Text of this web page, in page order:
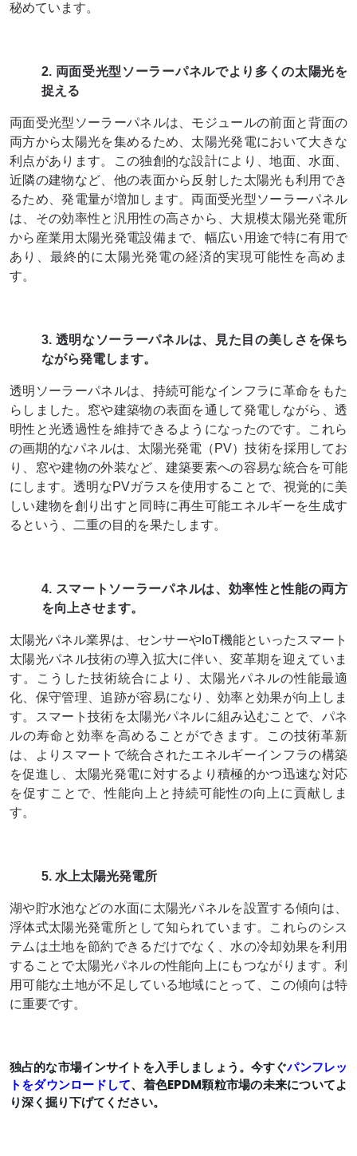
秘めています。
2. 両面受光型ソーラーパネルでより多くの太陽光を
捉える
両面受光型ソーラーパネルは、モジュールの前面と背面の
両方から太陽光を集めるため、太陽光発電において大きな
利点があります。この独創的な設計により、地面、水面、
近隣の建物など、他の表面から反射した太陽光も利用でき
るため、発電量が増加します。両面受光型ソーラーパネル
は、その効率性と汎用性の高さから、大規模太陽光発電所
から産業用太陽光発電設備まで、幅広い用途で特に有用で
あり、最終的に太陽光発電の経済的実現可能性を高めま
す。
3. 透明なソーラーパネルは、見た目の美しさを保ち
ながら発電します。
透明ソーラーパネルは、持続可能なインフラに革命をもた
らしました。窓や建築物の表面を通して発電しながら、透
明性と光透過性を維持できるようになったのです。これら
の画期的なパネルは、太陽光発電（PV）技術を採用してお
り、窓や建物の外装など、建築要素への容易な統合を可能
にします。透明なPVガラスを使用することで、視覚的に美
しい建物を創り出すと同時に再生可能エネルギーを生成す
るという、二重の目的を果たします。
4. スマートソーラーパネルは、効率性と性能の両方
を向上させます。
太陽光パネル業界は、センサーやIoT機能といったスマート
太陽光パネル技術の導入拡大に伴い、変革期を迎えていま
す。こうした技術統合により、太陽光パネルの性能最適
化、保守管理、追跡が容易になり、効率と効果が向上しま
す。スマート技術を太陽光パネルに組み込むことで、パネ
ルの寿命と効率を高めることができます。この技術革新
は、よりスマートで統合されたエネルギーインフラの構築
を促進し、太陽光発電に対するより積極的かつ迅速な対応
を促すことで、性能向上と持続可能性の向上に貢献しま
す。
5. 水上太陽光発電所
湖や貯水池などの水面に太陽光パネルを設置する傾向は、
浮体式太陽光発電所として知られています。これらのシス
テムは土地を節約できるだけでなく、水の冷却効果を利用
することで太陽光パネルの性能向上にもつながります。利
用可能な土地が不足している地域にとって、この傾向は特
に重要です。
独占的な市場インサイトを入手しましょう。今すぐパンフレッ
トをダウンロードして、着色EPDM顆粒市場の未来についてよ
り深く掘り下げてください。